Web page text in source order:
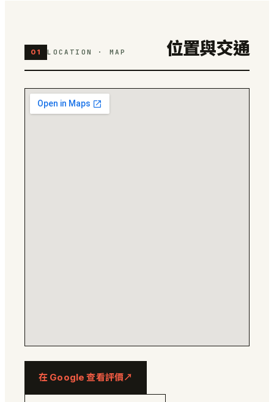
01 LOCATION · MAP 位置與交通
在 Google 查看評價↗